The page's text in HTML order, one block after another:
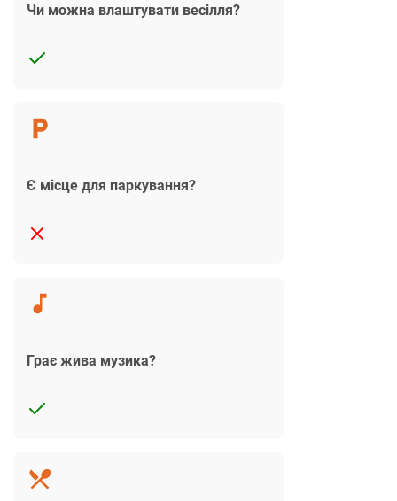
Чи можна влаштувати весілля?
Є місце для паркування?
Грає жива музика?